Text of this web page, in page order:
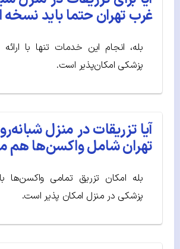
غرب تهران حتما باید نسخه
بله، انجام این خدمات تنها با
پزشکی امکا‌ن‌پذیر است.
آیا تزریقات در منزل
تهران شامل واکسن‌ها هم
بله امکان تزریق تمامی واکسن‌ها
پزشکی در منزل امکان پذیر است.